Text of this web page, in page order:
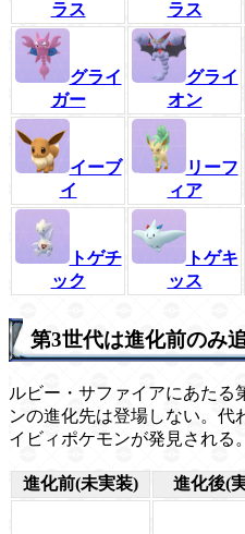
ラス
ラス
グライ
ガー
グライ
オン
イーブ
イ
リーフ
ィア
トゲチ
ック
トゲキ
ッス
第3世代は進化前のみ
ルビー・サファイアにあたる
ンの進化先は登場しない。代
イビィポケモンが発見される。
進化前(未実装) 進化後(